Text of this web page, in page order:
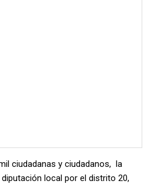
ciudadanas y ciudadanos, la
local por el distrito 20,